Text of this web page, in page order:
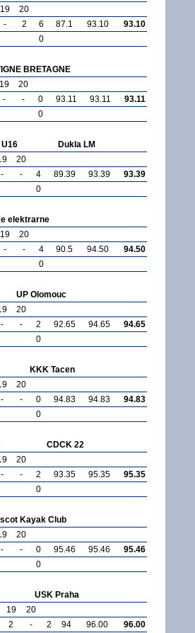
19
20
- 2 6 87.1 93.10
93.10
0
BRETAGNE
19
20
- - 0 93.11 93.11
93.11
0
U16
Dukla LM
20
- - 4 89.39 93.39
93.39
0
elektrarne
19
20
- - 4 90.5 94.50
94.50
0
UP Olomouc
20
- - 2 92.65 94.65
94.65
0
KKK Tacen
20
- - 0 94.83 94.83
94.83
0
CDCK 22
20
- - 2 93.35 95.35
95.35
0
Kayak Club
20
- - 0 95.46 95.46
95.46
0
USK Praha
19
20
2 - 2 94 96.00
96.00